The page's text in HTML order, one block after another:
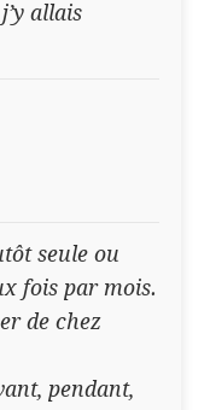
allais
seule ou
fois par mois.
de chez
pendant,